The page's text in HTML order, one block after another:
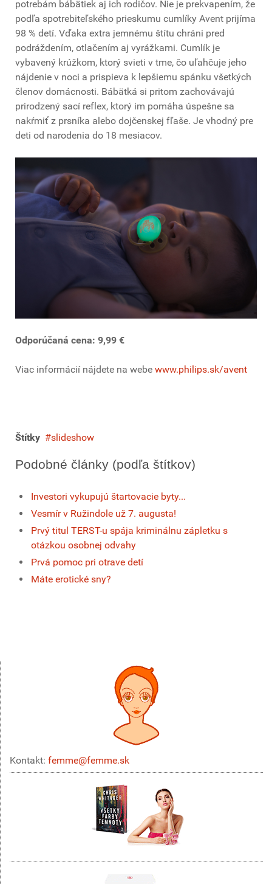
potrebám bábätiek aj ich rodičov. Nie je prekvapením, že
podľa spotrebiteľského prieskumu cumlíky Avent prijíma
98 % detí. Vďaka extra jemnému štítu chráni pred
podráždením, otlačením aj vyrážkami. Cumlík je
vybavený krúžkom, ktorý svieti v tme, čo uľahčuje jeho
nájdenie v noci a prispieva k lepšiemu spánku všetkých
členov domácnosti. Bábätká si pritom zachovávajú
prirodzený sací reflex, ktorý im pomáha úspešne sa
nakŕmiť z prsníka alebo dojčenskej fľaše. Je vhodný pre
deti od narodenia do 18 mesiacov.
Odporúčaná cena: 9,99 €
Viac informácií nájdete na webe www.philips.sk/avent
Štítky slideshow
Podobné články (podľa štítkov)
Investori vykupujú štartovacie byty...
Vesmír v Ružindole už 7. augusta!
Prvý titul TERST-u spája kriminálnu zápletku s
otázkou osobnej odvahy
Prvá pomoc pri otrave detí
Máte erotické sny?
Kontakt: femme@femme.sk